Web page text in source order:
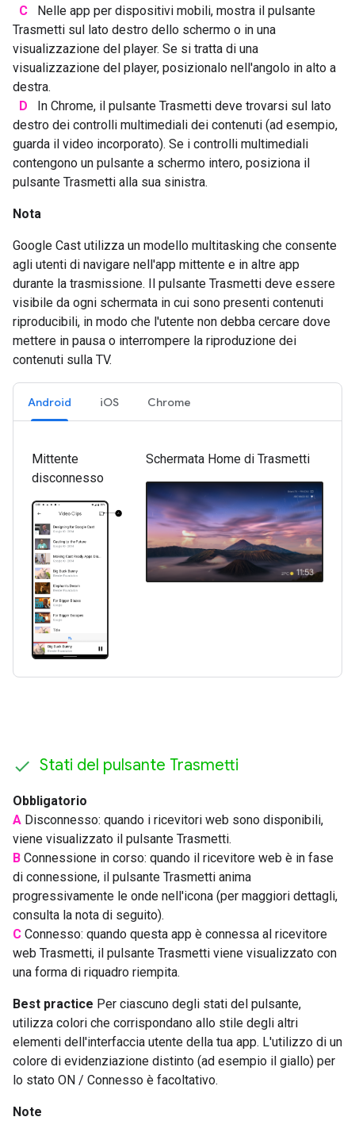
C
Nelle app per dispositivi mobili, mostra il pulsante
Trasmetti sul lato destro dello schermo o in una
visualizzazione del player. Se si tratta di una
visualizzazione del player, posizionalo nell'angolo in alto a
destra.
D
In Chrome, il pulsante Trasmetti deve trovarsi sul lato
destro dei controlli multimediali dei contenuti (ad esempio,
guarda il video incorporato). Se i controlli multimediali
contengono un pulsante a schermo intero, posiziona il
pulsante Trasmetti alla sua sinistra.
Nota
Google Cast utilizza un modello multitasking che consente
agli utenti di navigare nell'app mittente e in altre app
durante la trasmissione. Il pulsante Trasmetti deve essere
visibile da ogni schermata in cui sono presenti contenuti
riproducibili, in modo che l'utente non debba cercare dove
mettere in pausa o interrompere la riproduzione dei
contenuti sulla TV.
Android iOS Chrome
Mittente
disconnesso
Schermata Home di Trasmetti
Stati del pulsante Trasmetti
Obbligatorio
A Disconnesso: quando i ricevitori web sono disponibili,
viene visualizzato il pulsante Trasmetti.
B Connessione in corso: quando il ricevitore web è in fase
di connessione, il pulsante Trasmetti anima
progressivamente le onde nell'icona (per maggiori dettagli,
consulta la nota di seguito).
C Connesso: quando questa app è connessa al ricevitore
web Trasmetti, il pulsante Trasmetti viene visualizzato con
una forma di riquadro riempita.
Best practice Per ciascuno degli stati del pulsante,
utilizza colori che corrispondano allo stile degli altri
elementi dell'interfaccia utente della tua app. L'utilizzo di un
colore di evidenziazione distinto (ad esempio il giallo) per
lo stato ON / Connesso è facoltativo.
Note